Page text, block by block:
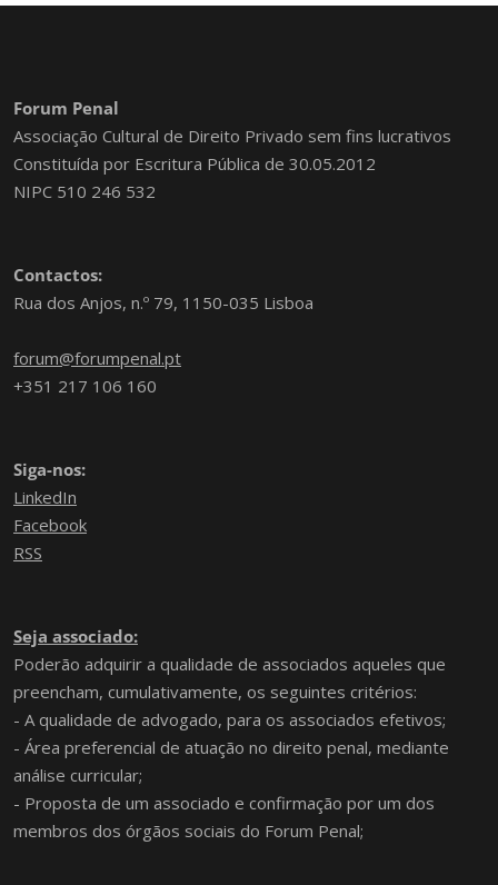
Forum Penal
Associação Cultural de Direito Privado sem fins lucrativos
Constituída por Escritura Pública de 30.05.2012
NIPC 510 246 532
Contactos:
Rua dos Anjos, n.º 79, 1150-035 Lisboa
forum@forumpenal.pt
+351 217 106 160
Siga-nos:
LinkedIn
Facebook
RSS
Seja associado:
Poderão adquirir a qualidade de associados aqueles que
preencham, cumulativamente, os seguintes critérios:
- A qualidade de advogado, para os associados efetivos;
- Área preferencial de atuação no direito penal, mediante
análise curricular;
- Proposta de um associado e confirmação por um dos
membros dos órgãos sociais do Forum Penal;